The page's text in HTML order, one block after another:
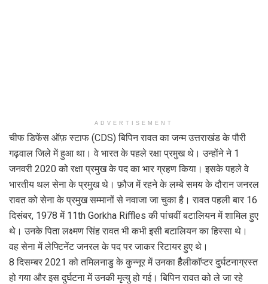
ADVERTISEMENT
चीफ डिफेंस ऑफ़ स्टाफ (CDS) बिपिन रावत का जन्म उत्तराखंड के पौरी
गढ़वाल जिले में हुआ था। वे भारत के पहले रक्षा प्रमुख थे। उन्होंने ने 1
जनवरी 2020 को रक्षा प्रमुख के पद का भार ग्रहण किया। इसके पहले वे
भारतीय थल सेना के प्रमुख थे। फ़ौज में रहने के लम्बे समय के दौरान जनरल
रावत को सेना के प्रमुख सम्मानों से नवाजा जा चुका है। रावत पहली बार 16
दिसंबर, 1978 में 11th Gorkha Riffles की पांचवीं बटालियन में शामिल हुए
थे। उनके पिता लक्ष्मण सिंह रावत भी कभी इसी बटालियन का हिस्सा थे।
वह सेना में लेफ्टिनेंट जनरल के पद पर जाकर रिटायर हुए थे।
8 दिसम्बर 2021 को तमिलनाडु के कुन्नूर में उनका हैैैलीकाॅप्टर दुर्घटनाग्रस्त
हो गया और इस दुर्घटना में उनकी मृत्यु हो गई। बिपिन रावत को ले जा रहे